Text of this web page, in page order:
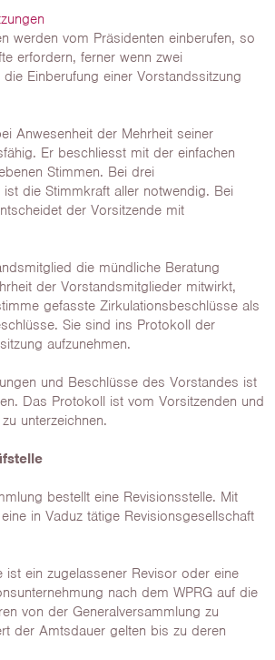
werden vom Präsidenten einberufen, so
erfordern, ferner wenn zwei
Einberufung einer Vorstandssitzung
Anwesenheit der Mehrheit seiner
Er beschliesst mit der einfachen
Stimmen. Bei drei
die Stimmkraft aller notwendig. Bei
der Vorsitzende mit
die mündliche Beratung
der Vorstandsmitglieder mitwirkt,
gefasste Zirkulationsbeschlüsse als
Sie sind ins Protokoll der
aufzunehmen.
und Beschlüsse des Vorstandes ist
Das Protokoll ist vom Vorsitzenden und
unterzeichnen.
bestellt eine Revisionsstelle. Mit
in Vaduz tätige Revisionsgesellschaft
ist ein zugelassener Revisor oder eine
nach dem WPRG auf die
von der Generalversammlung zu
der Amtsdauer gelten bis zu deren